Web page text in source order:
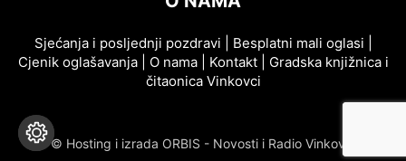
Sjećanja i posljednji pozdravi Besplatni mali oglasi
Cjenik oglašavanja| O nama| Kontakt| Gradska knjižnica i
čitaonica Vinkovci
© Hosting i izrada ORBIS - Novosti i Radio Vinkovci